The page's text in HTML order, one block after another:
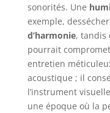
sonorités. Une
exemple,
d’harmonie, tandis
pourrait
entretien
acoustique ; il
l’instrument
une époque où la